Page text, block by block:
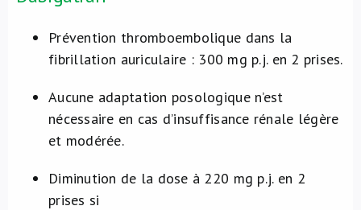
Prévention thromboembolique dans la
fibrillation auriculaire : 300 mg p.j. en 2 prises.
Aucune adaptation posologique n’est
nécessaire en cas d’insuffisance rénale légère
et modérée.
Diminution de la dose à 220 mg p.j. en 2
prises si